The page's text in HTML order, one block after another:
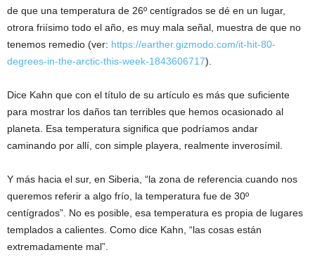
de que una temperatura de 26º centígrados se dé en un lugar,
otrora friísimo todo el año, es muy mala señal, muestra de que no
tenemos remedio (ver: https://earther.gizmodo.com/it-hit-80-
degrees-in-the-arctic-this-week-1843606717).
Dice Kahn que con el título de su artículo es más que suficiente
para mostrar los daños tan terribles que hemos ocasionado al
planeta. Esa temperatura significa que podríamos andar
caminando por allí, con simple playera, realmente inverosímil.
Y más hacia el sur, en Siberia, “la zona de referencia cuando nos
queremos referir a algo frío, la temperatura fue de 30º
centígrados”. No es posible, esa temperatura es propia de lugares
templados a calientes. Como dice Kahn, “las cosas están
extremadamente mal”.